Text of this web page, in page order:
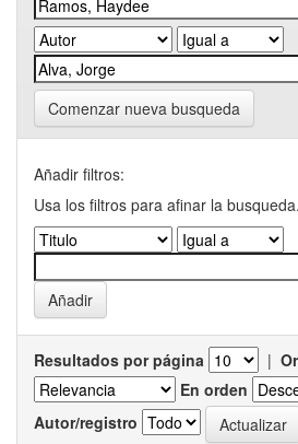
Comenzar nueva busqueda
Añadir filtros:
Usa los filtros para afinar la busqueda.
Resultados por página |
En orden
Autor/registro